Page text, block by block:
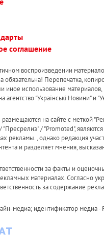
соглашение
воспроизведении
обязательна! Перепечатка,
иное использование материалов,
агентство "Українськi Новини" и
на сайте с меткой
"Пресрелиз" / "Promoted",
рекламы. , однако редакция
и разделяет мнения,
за факты и
материалах. Согласно
за содержание
медиа; идентификатор медиа -